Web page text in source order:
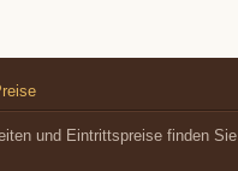
und Eintrittspreise finden Sie